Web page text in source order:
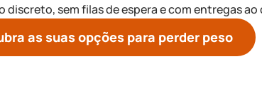
discreto, sem filas de espera e com entregas
as suas opções para perder peso